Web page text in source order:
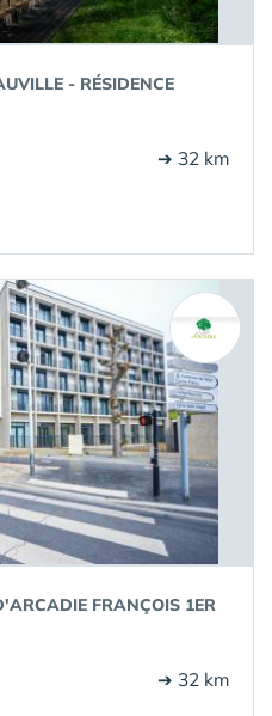
- RÉSIDENCE
➔ 32 km
FRANÇOIS 1ER
➔ 32 km